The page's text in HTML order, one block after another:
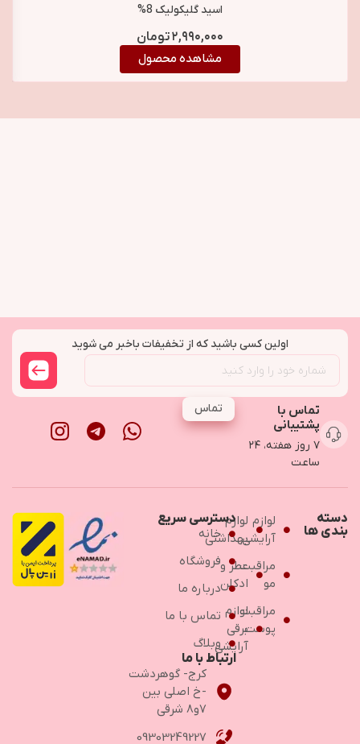
اسید گلیکولیک 8%
بیوبالانس BioBalance
AHA Peeling Glycolic
Acid 8% Super Serum
۲,۹۹۰,۰۰۰تومان
مشاهده محصول
اولین کسی باشید که از تخفیفات باخبر می شوید
تماس با
پشتیبانی
۷ روز هفته، ۲۴
ساعت
تماس
دسته
بندی ها
لوازم
آرایشی
مراقبت
مو
مراقبت
پوست
لوازم
بهداشتی
عطر و
ادکلن
لوازم
برقی
آرایشی
دسترسی سریع
خانه
فروشگاه
درباره ما
تماس با ما
وبلاگ
ارتباط با ما
کرج- گوهردشت
-خ اصلی بین
۷و۸ شرقی
09303249227